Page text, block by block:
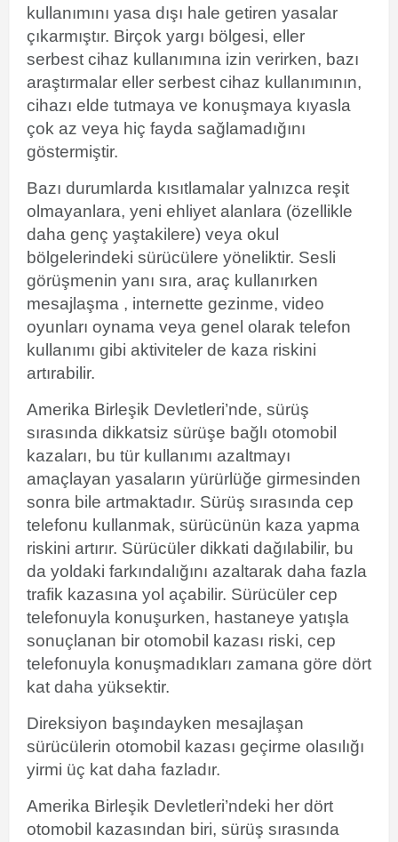
kullanımını yasa dışı hale getiren yasalar
çıkarmıştır. Birçok yargı bölgesi, eller
serbest cihaz kullanımına izin verirken, bazı
araştırmalar eller serbest cihaz kullanımının,
cihazı elde tutmaya ve konuşmaya kıyasla
çok az veya hiç fayda sağlamadığını
göstermiştir.
Bazı durumlarda kısıtlamalar yalnızca reşit
olmayanlara, yeni ehliyet alanlara (özellikle
daha genç yaştakilere) veya okul
bölgelerindeki sürücülere yöneliktir. Sesli
görüşmenin yanı sıra, araç kullanırken
mesajlaşma , internette gezinme, video
oyunları oynama veya genel olarak telefon
kullanımı gibi aktiviteler de kaza riskini
artırabilir.
Amerika Birleşik Devletleri’nde, sürüş
sırasında dikkatsiz sürüşe bağlı otomobil
kazaları, bu tür kullanımı azaltmayı
amaçlayan yasaların yürürlüğe girmesinden
sonra bile artmaktadır. Sürüş sırasında cep
telefonu kullanmak, sürücünün kaza yapma
riskini artırır. Sürücüler dikkati dağılabilir, bu
da yoldaki farkındalığını azaltarak daha fazla
trafik kazasına yol açabilir. Sürücüler cep
telefonuyla konuşurken, hastaneye yatışla
sonuçlanan bir otomobil kazası riski, cep
telefonuyla konuşmadıkları zamana göre dört
kat daha yüksektir.
Direksiyon başındayken mesajlaşan
sürücülerin otomobil kazası geçirme olasılığı
yirmi üç kat daha fazladır.
Amerika Birleşik Devletleri’ndeki her dört
otomobil kazasından biri, sürüş sırasında